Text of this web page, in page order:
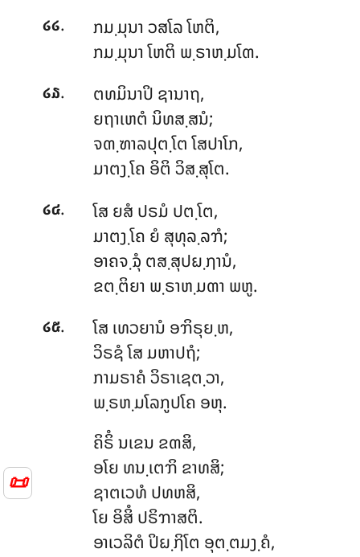
📜
໒໒.
ກມ຺ມຸນາ ວສໂລ ໂຫຕິ,
ກມ຺ມຸນາ ໂຫຕິ ພ຺ຣາຫ຺ມໂຓ.
໒໓. ຕທມິນາປິ ຊານາຖ,
ຍຖາເຫຕໍ ນິທສ຺ສນໍ;
ຈຓ຺ຑາລປຸຕ຺ໂຕ ໂສປາໂກ,
ມາຕງ຺ໂຄ ອິຕິ ວິສ຺ສຸໂຕ.
໒໔. ໂສ ຍສໍ ປຣມໍ ປຕ຺ໂຕ,
ມາຕງ຺ໂຄ ຍໍ ສຸທຸລ຺ລຠໍ;
ອາຄຈ຺ຉຸໍ ຕສ຺ສຸປຏ຺ຐານໍ,
ຂຕ຺ຕິຍາ ພ຺ຣາຫ຺ມຓາ ພຫູ.
໒໕. ໂສ ເທວຍານໍ ອຠິຣຸຍ຺ຫ,
ວິຣຊໍ ໂສ ມຫາປຖໍ;
ກາມຣາຄໍ ວິຣາເຊຕ຺ວາ,
ພ຺ຣຫ຺ມໂລກູປໂຄ ອຫຸ.
ຄິຣິໍນເຂນ ຂຓສິ,
ອໂຍ ທນ຺ເຕຠິ ຂາທສິ;
ຊາຕເວທໍ ປທຫສິ,
ໂຍ ອິສິໍ ປຣິຠາສຕິ.
ອາເວລິຕໍ ປິຏ຺ຐິໂຕ ອຸຕ຺ຕມງ຺ຄໍ,